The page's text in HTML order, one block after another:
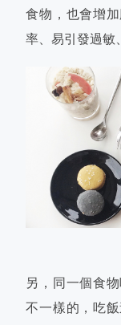
食物，也會增
率、易引發過敏
另，同一個食
不一樣的，吃